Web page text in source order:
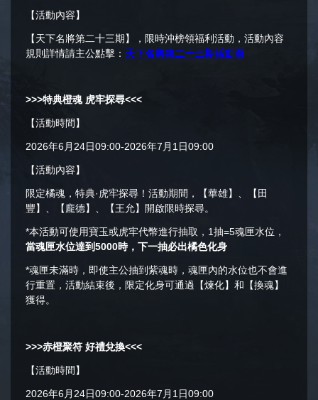
【活動內容】
【天下名將第二十三期】，限時沖榜領福利活動，活動內容
規則詳情請主公點擊： 天下名將第二十三期活動頁
>>>特典橙魂 虎牢探尋<<<
【活動時間】
2026年6月24日09:00-2026年7月1日09:00
【活動內容】
限定橘魂，特典·虎牢探尋！活動期間，【華雄】、【田
豐】、【龐德】、【王允】開啟限時探尋。
*本活動可使用寶玉或虎牢代幣進行抽取，1抽=5魂匣水位，
當魂匣水位達到5000時，下一抽必出橘色化身
*魂匣未滿時，即使主公抽到紫魂時，魂匣內的水位也不會進
行重置，活動結束後，限定化身可通過【煉化】和【換魂】
獲得。
>>>赤橙聚符 好禮兌換<<<
【活動時間】
2026年6月24日09:00-2026年7月1日09:00